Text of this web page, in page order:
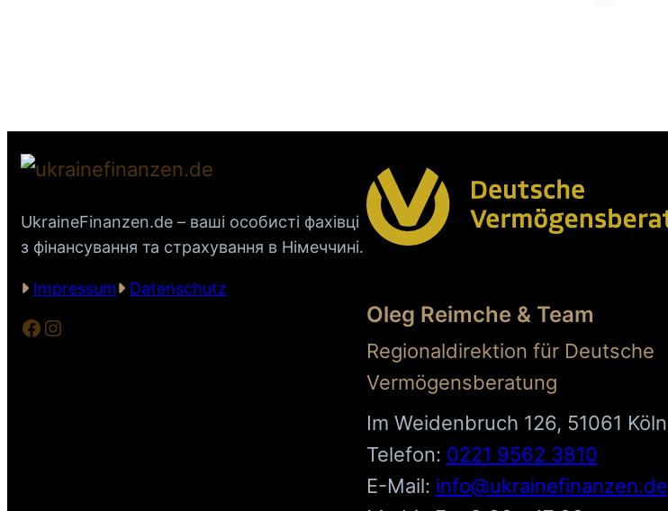
UkraineFinanzen.de – ваші особисті фахівці
з фінансування та страхування в Німеччині.
Impressum Datenschutz
Facebook Instagram Oleg Reimche & Team
Regionaldirektion für Deutsche
Vermögensberatung
Im Weidenbruch 126, 51061 Köln
Telefon: 0221 9562 3810
E-Mail: info@ukrainefinanzen.de